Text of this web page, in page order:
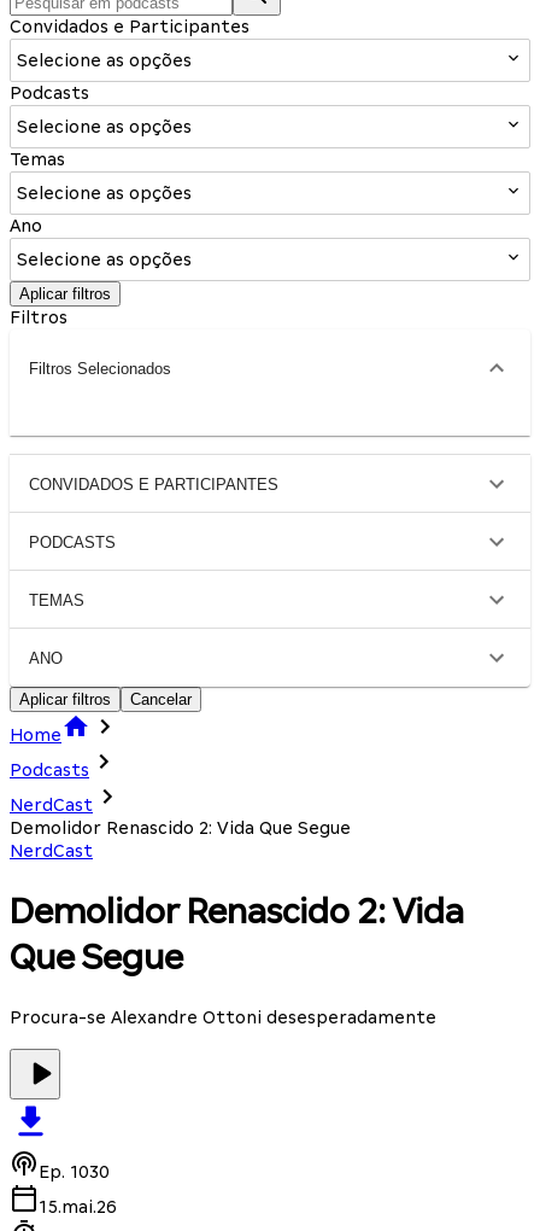
Convidados e Participantes
Selecione as opções
Podcasts
Selecione as opções
Temas
Selecione as opções
Ano
Selecione as opções
Aplicar filtros
Filtros
Filtros Selecionados
CONVIDADOS E PARTICIPANTES
PODCASTS
TEMAS
ANO
Aplicar filtros Cancelar
Home
Podcasts
NerdCast
Demolidor Renascido 2: Vida Que Segue
NerdCast
Demolidor Renascido 2: Vida
Que Segue
Procura-se Alexandre Ottoni desesperadamente
Ep. 1030
15.mai.26